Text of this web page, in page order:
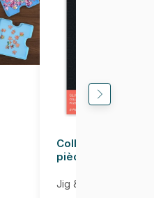
Colle pour Puzzle
pièces
Jig & Puz